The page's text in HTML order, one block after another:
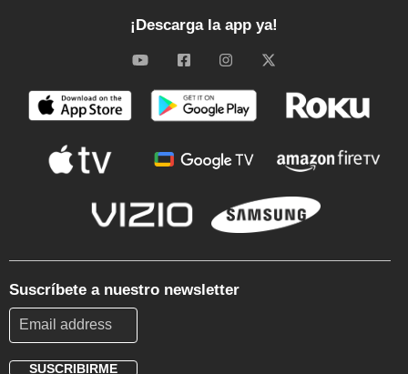
¡Descarga la app ya!
Suscríbete a nuestro newsletter
SUSCRIBIRME